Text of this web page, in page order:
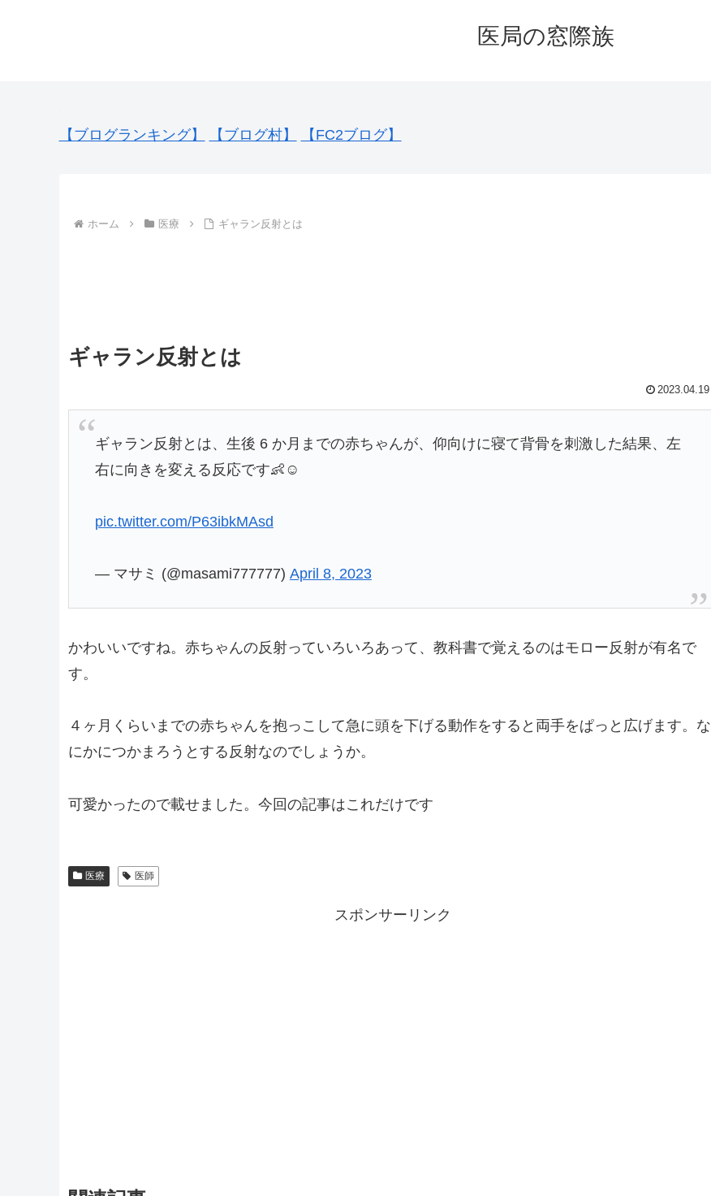
医局の窓際族
【ブログランキング】 【ブログ村】 【FC2ブログ】
ホーム 医療 ギャラン反射とは
ギャラン反射とは
2023.04.19
ギャラン反射とは、生後 6 か月までの赤ちゃんが、仰向けに寝て背骨を刺激した結果、左
右に向きを変える反応です👶☺️
pic.twitter.com/P63ibkMAsd
— マサミ (@masami777777) April 8, 2023
かわいいですね。赤ちゃんの反射っていろいろあって、教科書で覚えるのはモロー反射が有名で
す。
４ヶ月くらいまでの赤ちゃんを抱っこして急に頭を下げる動作をすると両手をぱっと広げます。な
にかにつかまろうとする反射なのでしょうか。
可愛かったので載せました。今回の記事はこれだけです
医療 医師
スポンサーリンク